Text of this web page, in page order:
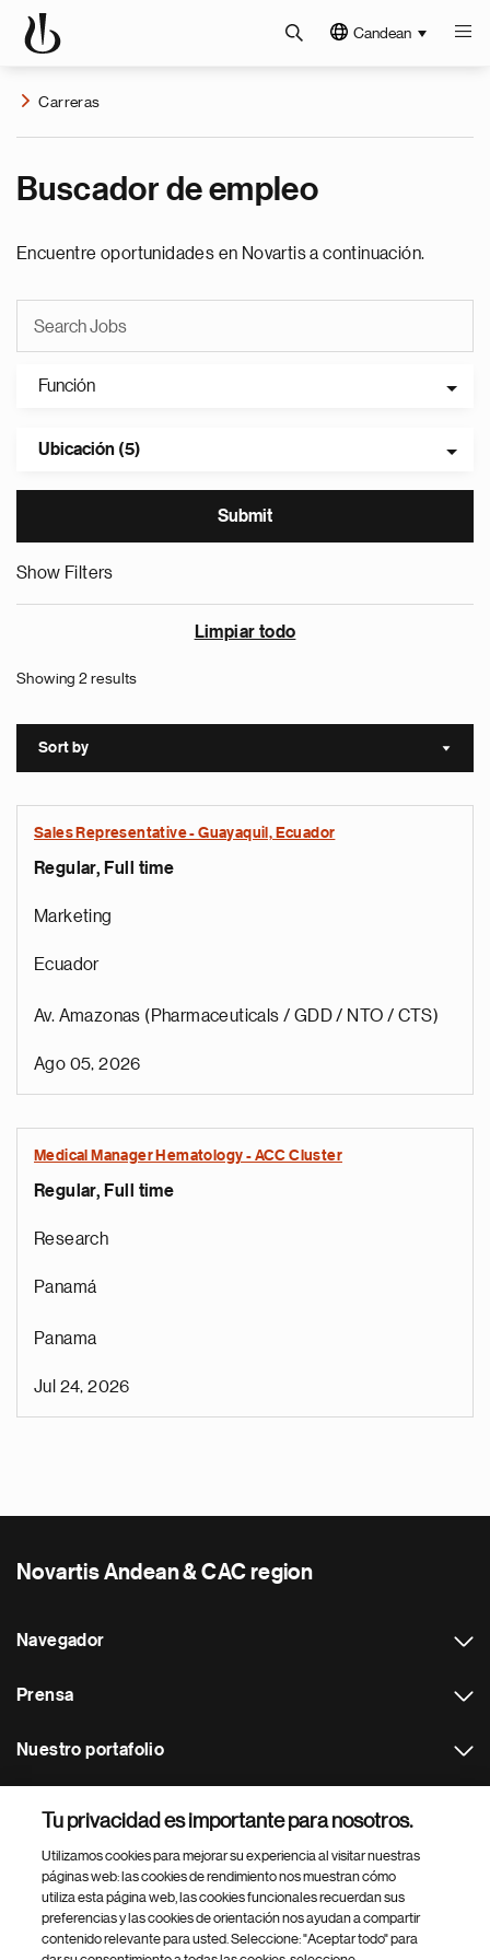
Candean
Carreras
Buscador de empleo
Encuentre oportunidades en Novartis a continuación.
Función
Ubicación (5)
Show Filters
Limpiar todo
Showing 2 results
Sort by Sort
Sales Representative - Guayaquil, Ecuador
Regular, Full time
Marketing
Ecuador
Av. Amazonas (Pharmaceuticals / GDD / NTO / CTS)
Ago 05, 2026
Medical Manager Hematology - ACC Cluster
Regular, Full time
Research
Panamá
Panama
Jul 24, 2026
Novartis Andean & CAC region
Navegador
Prensa
Nuestro portafolio
Footer Site Search
Tu privacidad es importante para nosotros.
Utilizamos cookies para mejorar su experiencia al visitar nuestras
páginas web: las cookies de rendimiento nos muestran cómo
utiliza esta página web, las cookies funcionales recuerdan sus
preferencias y las cookies de orientación nos ayudan a compartir
contenido relevante para usted. Seleccione: "Aceptar todo" para